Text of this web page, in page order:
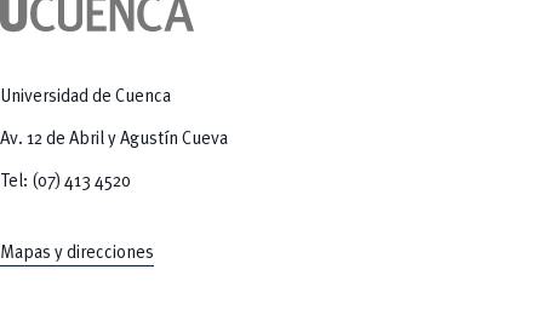
Universidad de Cuenca
Av. 12 de Abril y Agustín Cueva
Tel: (07) 413 4520
Mapas y direcciones